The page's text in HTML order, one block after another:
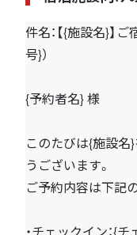
件名：【{施設名}】
号}）
{予約者名} 様
このたびは{施設名
うございます。
ご予約内容は下記
・チェックイン：{